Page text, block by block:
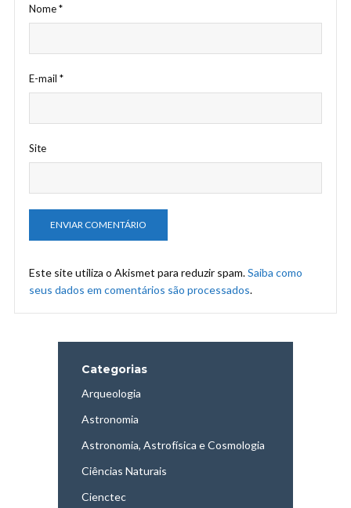
Nome*
E-mail *
Site
Este site utiliza o Akismet para reduzir spam.Saiba como
seus dados em comentários são processados.
Categorias
Arqueologia
Astronomia
Astronomia, Astrofísica e Cosmologia
Ciências Naturais
Cienctec